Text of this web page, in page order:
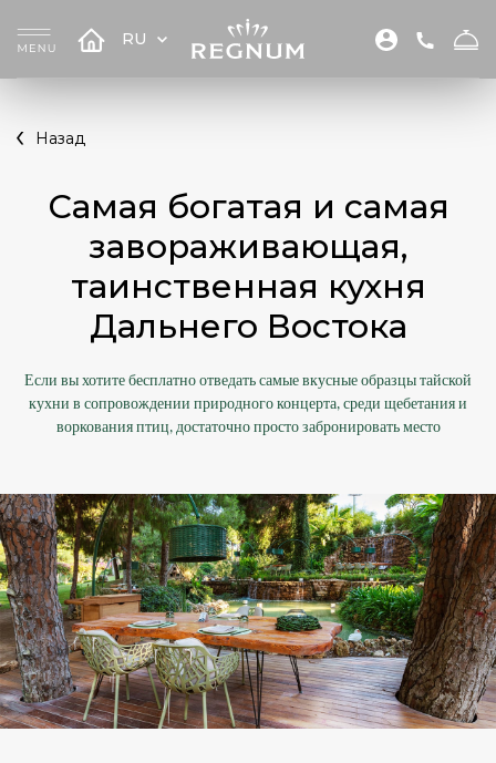
RU
Назад
Самая богатая и самая
завораживающая,
таинственная кухня
Дальнего Востока
Если вы хотите бесплатно отведать самые вкусные образцы тайской
кухни в сопровождении природного концерта, среди щебетания и
воркования птиц, достаточно просто забронировать место